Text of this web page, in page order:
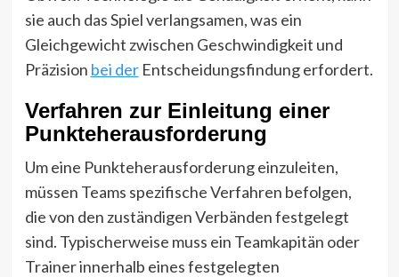
sie auch das Spiel verlangsamen, was ein
Gleichgewicht zwischen Geschwindigkeit und
Präzision bei derEntscheidungsfindung erfordert.
Verfahren zur Einleitung einer
Punkteherausforderung
Um eine Punkteherausforderung einzuleiten,
müssen Teams spezifische Verfahren befolgen,
die von den zuständigen Verbänden festgelegt
sind. Typischerweise muss ein Teamkapitän oder
Trainer innerhalb eines festgelegten